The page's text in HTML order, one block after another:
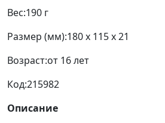
Вес:190 г
Размер (мм):180 x 115 x 21
Возраст:от 16 лет
Код:215982
Описание